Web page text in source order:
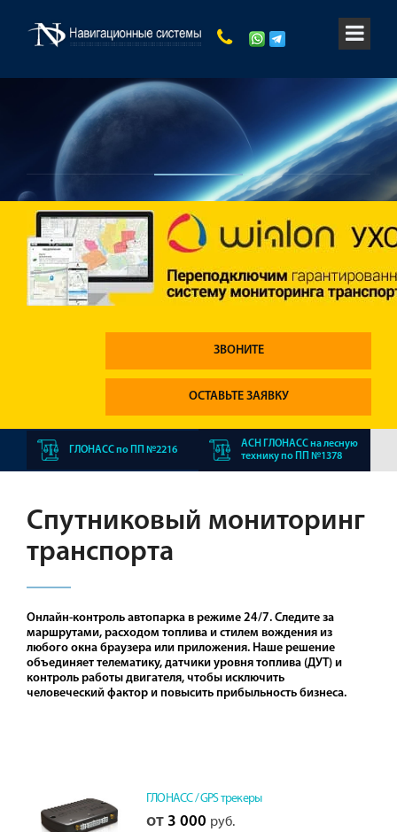
ЗВОНИТЕ
ОСТАВЬТЕ ЗАЯВКУ
ГЛОНАСС по ПП №2216
АСН ГЛОНАСС на лесную
технику по ПП №1378
Спутниковый мониторинг
транспорта
Онлайн-контроль автопарка в режиме 24/7. Следите за
маршрутами, расходом топлива и стилем вождения из
любого окна браузера или приложения. Наше решение
объединяет телематику, датчики уровня топлива (ДУТ) и
контроль работы двигателя, чтобы исключить
человеческий фактор и повысить прибыльность бизнеса.
ГЛОНАСС / GPS трекеры
от 3 000 руб.